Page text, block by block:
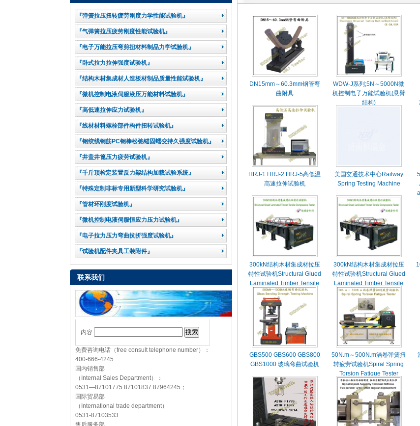
『弹簧拉压扭转疲劳刚度力学性能试验机』
『气弹簧拉压疲劳刚度性能试验机』
『电子万能拉压弯剪扭材料制品力学试验机』
『卧式拉力拉伸强度试验机』
『结构木材集成材人造板材制品质量性能试验机』
『微机控制电液伺服液压万能材料试验机』
『高低速拉伸应力试验机』
『线材材料螺栓部件构件扭转试验机』
『钢绞线钢筋PC钢棒松弛锚固蠕变持久强度试验机』
『井盖井篦压力疲劳试验机』
『千斤顶检定装置反力架结构加载试验系统』
『特殊定制非标专用新型科学研究试验机』
『管材环刚度试验机』
『微机控制电液伺服恒应力压力试验机』
『电子拉力压力弯曲抗折强度试验机』
『试验机配件夹具工装附件』
联系我们
内容
免费咨询电话（free consult telephone number）：
400-666-4245
国内销售部
（Internal Sales Department）：
0531—87101775 87101837 87964245；
国际贸易部
（International trade department）
0531-87103533
售后服务部
DN15mm～60.3mm钢管弯
曲附具
WDW-J系列;5N～5000N微
机控制电子万能试验机(悬臂
结构)
HRJ-1 HRJ-2 HRJ-5高低温
高速拉伸试验机
美国交通技术中心Railway
Spring Testing Machine
300kN结构木材集成材拉压
特性试验机Structural Glued
Laminated Timber Tensile
Compressive Tester
300kN结构木材集成材拉压
特性试验机Structural Glued
Laminated Timber Tensile
Compressive Tester
GBS500 GBS600 GBS800
GBS1000 玻璃弯曲试验机
50N.m～500N.m涡卷弹簧扭
转疲劳试验机Spiral Spring
Torsion Fatigue Tester